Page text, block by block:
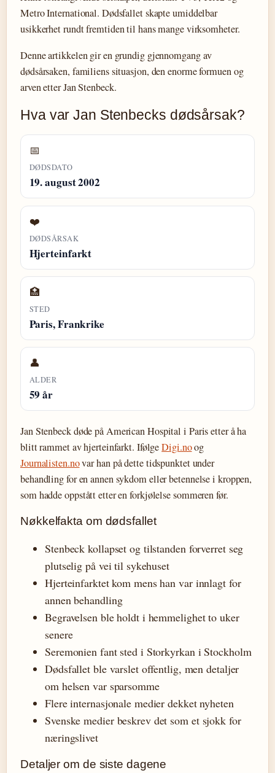
Metro International. Dødsfallet skapte umiddelbar
usikkerhet rundt fremtiden til hans mange virksomheter.
Denne artikkelen gir en grundig gjennomgang av
dødsårsaken, familiens situasjon, den enorme formuen og
arven etter Jan Stenbeck.
Hva var Jan Stenbecks dødsårsak?
📅
DØDSDATO
19. august 2002
❤️
DØDSÅRSAK
Hjerteinfarkt
🏥
STED
Paris, Frankrike
👤
ALDER
59 år
Jan Stenbeck døde på American Hospital i Paris etter å ha
blitt rammet av hjerteinfarkt. IfølgeDigi.noog
Journalisten.novar han på dette tidspunktet under
behandling for en annen sykdom eller betennelse i kroppen,
som hadde oppstått etter en forkjølelse sommeren før.
Nøkkelfakta om dødsfallet
Stenbeck kollapset og tilstanden forverret seg
plutselig på vei til sykehuset
Hjerteinfarktet kom mens han var innlagt for
annen behandling
Begravelsen ble holdt i hemmelighet to uker
senere
Seremonien fant sted i Storkyrkan i Stockholm
Dødsfallet ble varslet offentlig, men detaljer
om helsen var sparsomme
Flere internasjonale medier dekket nyheten
Svenske medier beskrev det som et sjokk for
næringslivet
Detaljer om de siste dagene